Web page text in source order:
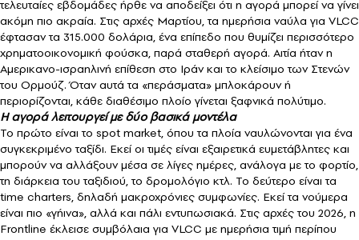
τελευταίες εβδομάδες ήρθε να αποδείξει ότι η αγορά μπορεί να γίνει
ακόμη πιο ακραία. Στις αρχές Μαρτίου, τα ημερήσια ναύλα για VLCC
έφτασαν τα 315.000 δολάρια, ένα επίπεδο που θυμίζει περισσότερο
χρηματοοικονομική φούσκα, παρά σταθερή αγορά. Αιτία ήταν η
Αμερικανο-ισραηλινή επίθεση στο Ιράν και το κλείσιμο των Στενών
του Ορμούζ. Όταν αυτά τα «περάσματα» μπλοκάρουν ή
περιορίζονται, κάθε διαθέσιμο πλοίο γίνεται ξαφνικά πολύτιμο.
Η αγορά λειτουργεί με δύο βασικά μοντέλα
Το πρώτο είναι το spot market, όπου τα πλοία ναυλώνονται για ένα
συγκεκριμένο ταξίδι. Εκεί οι τιμές είναι εξαιρετικά ευμετάβλητες και
μπορούν να αλλάξουν μέσα σε λίγες ημέρες, ανάλογα με το φορτίο,
τη διάρκεια του ταξιδιού, το δρομολόγιο κτλ. Το δεύτερο είναι τα
time charters, δηλαδή μακροχρόνιες συμφωνίες. Εκεί τα νούμερα
είναι πιο «γήινα», αλλά και πάλι εντυπωσιακά. Στις αρχές του 2026, η
Frontline έκλεισε συμβόλαια για VLCC με ημερήσια τιμή περίπου